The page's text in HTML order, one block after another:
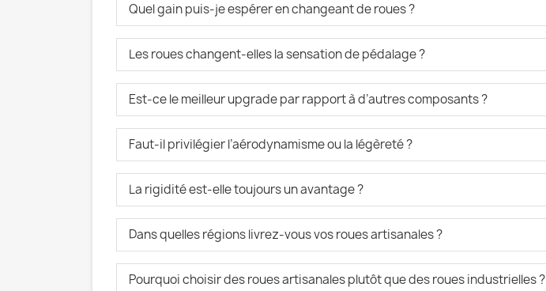
Quel gain puis-je espérer en changeant de roues ?
Les roues changent-elles la sensation de pédalage ?
Est-ce le meilleur upgrade par rapport à d’autres composants ?
Faut-il privilégier l’aérodynamisme ou la légèreté ?
La rigidité est-elle toujours un avantage ?
Dans quelles régions livrez-vous vos roues artisanales ?
Pourquoi choisir des roues artisanales plutôt que des roues industrielles ?